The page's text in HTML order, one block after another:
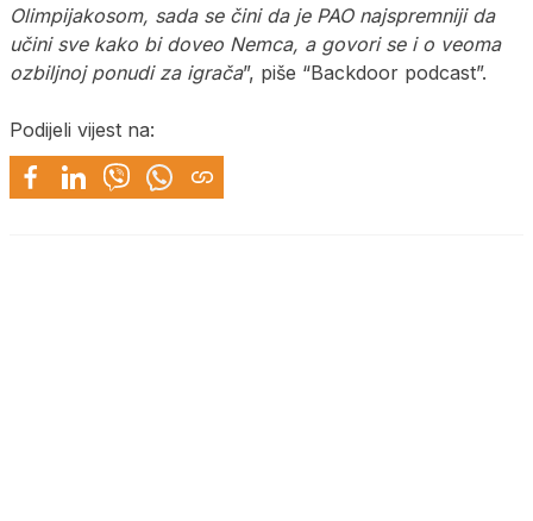
Olimpijakosom, sada se čini da je PAO najspremniji da
učini sve kako bi doveo Nemca, a govori se i o veoma
ozbiljnoj ponudi za igrača”, piše “Backdoor podcast”.
Podijeli vijest na: